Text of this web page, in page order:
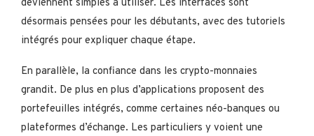
deviennent simples à utiliser. Les interfaces sont
désormais pensées pour les débutants, avec des tutoriels
intégrés pour expliquer chaque étape.
En parallèle, la confiance dans les crypto-monnaies
grandit. De plus en plus d’applications proposent des
portefeuilles intégrés, comme certaines néo-banques ou
plateformes d’échange. Les particuliers y voient une